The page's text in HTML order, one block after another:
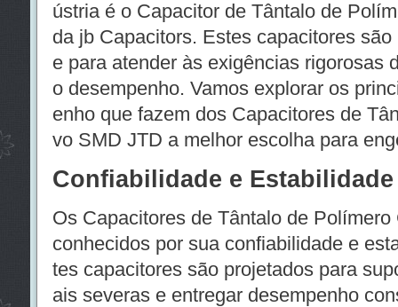
ústria é o Capacitor de Tântalo de
da jb Capacitors. Estes capacitores
e para atender às exigências rigorosas
o desempenho. Vamos explorar os
enho que fazem dos Capacitores de
vo SMD JTD a melhor escolha para
Confiabilidade e
Os Capacitores de Tântalo de
conhecidos por sua confiabilidade e
tes capacitores são projetados para
ais severas e entregar desempenho